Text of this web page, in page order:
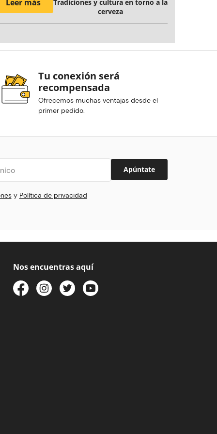
Leer más
Tradiciones y cultura en torno a la
cerveza
Tu conexión será
recompensada
Ofrecemos muchas ventajas desde el
primer pedido.
Apúntate
y Política de privacidad
Nos encuentras aquí